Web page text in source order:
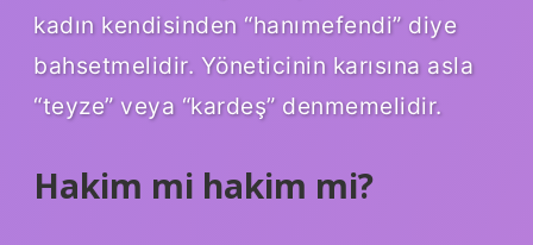
kadın kendisinden “hanımefendi” diye
bahsetmelidir. Yöneticinin karısına asla
“teyze” veya “kardeş” denmemelidir.
Hakim mi hakim mi?